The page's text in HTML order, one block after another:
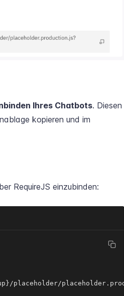
Ihres Chatbots. Diesen
kopieren und im
RequireJS einzubinden:
placeholder/